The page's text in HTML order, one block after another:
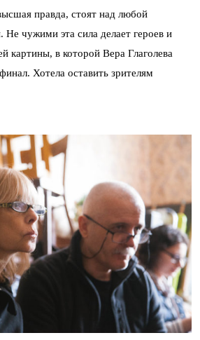
правда, стоят над любой
Не чужими эта сила делает героев и
картины, в которой Вера Глаголева
Хотела оставить зрителям